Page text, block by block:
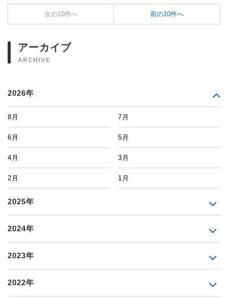
次の10件へ 前の10件へ
アーカイブ
ARCHIVE
2026年
8月 7月
6月 5月
4月 3月
2月 1月
2025年
2024年
2023年
2022年